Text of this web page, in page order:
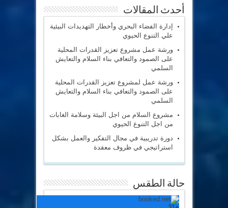
أحدث المقالات
إدارة الفضاء البحري وأخطار التهديدات البيئية
علي التنوع الحيوي
ورشة عمل مشروع تعزيز القدرات المحلية
على الصمود والتعافي بناء السلام والتعايش
السلمي
ورشة عمل لمشروع تعزيز القدرات المحلية
على الصمود والتعافي بناء السلام والتعايش
السلمي
مشروع السلام من اجل البيئة وسلامة الغابات
من اجل التنوع الحيوي
دورة تدريبية في مجال التفكير والعمل بشكل
استراتيجي في ظروف معقدة
حالة الطقس